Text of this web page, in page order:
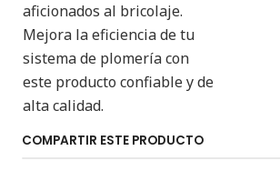
aficionados al bricolaje.
Mejora la eficiencia de tu
sistema de plomería con
este producto confiable y de
alta calidad.
COMPARTIR ESTE PRODUCTO